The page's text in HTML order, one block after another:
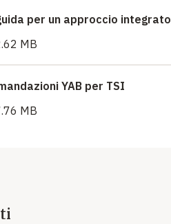
per un approccio integrato
MB
YAB per TSI
MB